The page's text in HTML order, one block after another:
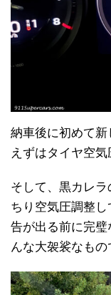
納車後に初めて
えずはタイヤ空気
そして、黒カレ
ちり空気圧調整
告が出る前に完
んな大袈裟なもの